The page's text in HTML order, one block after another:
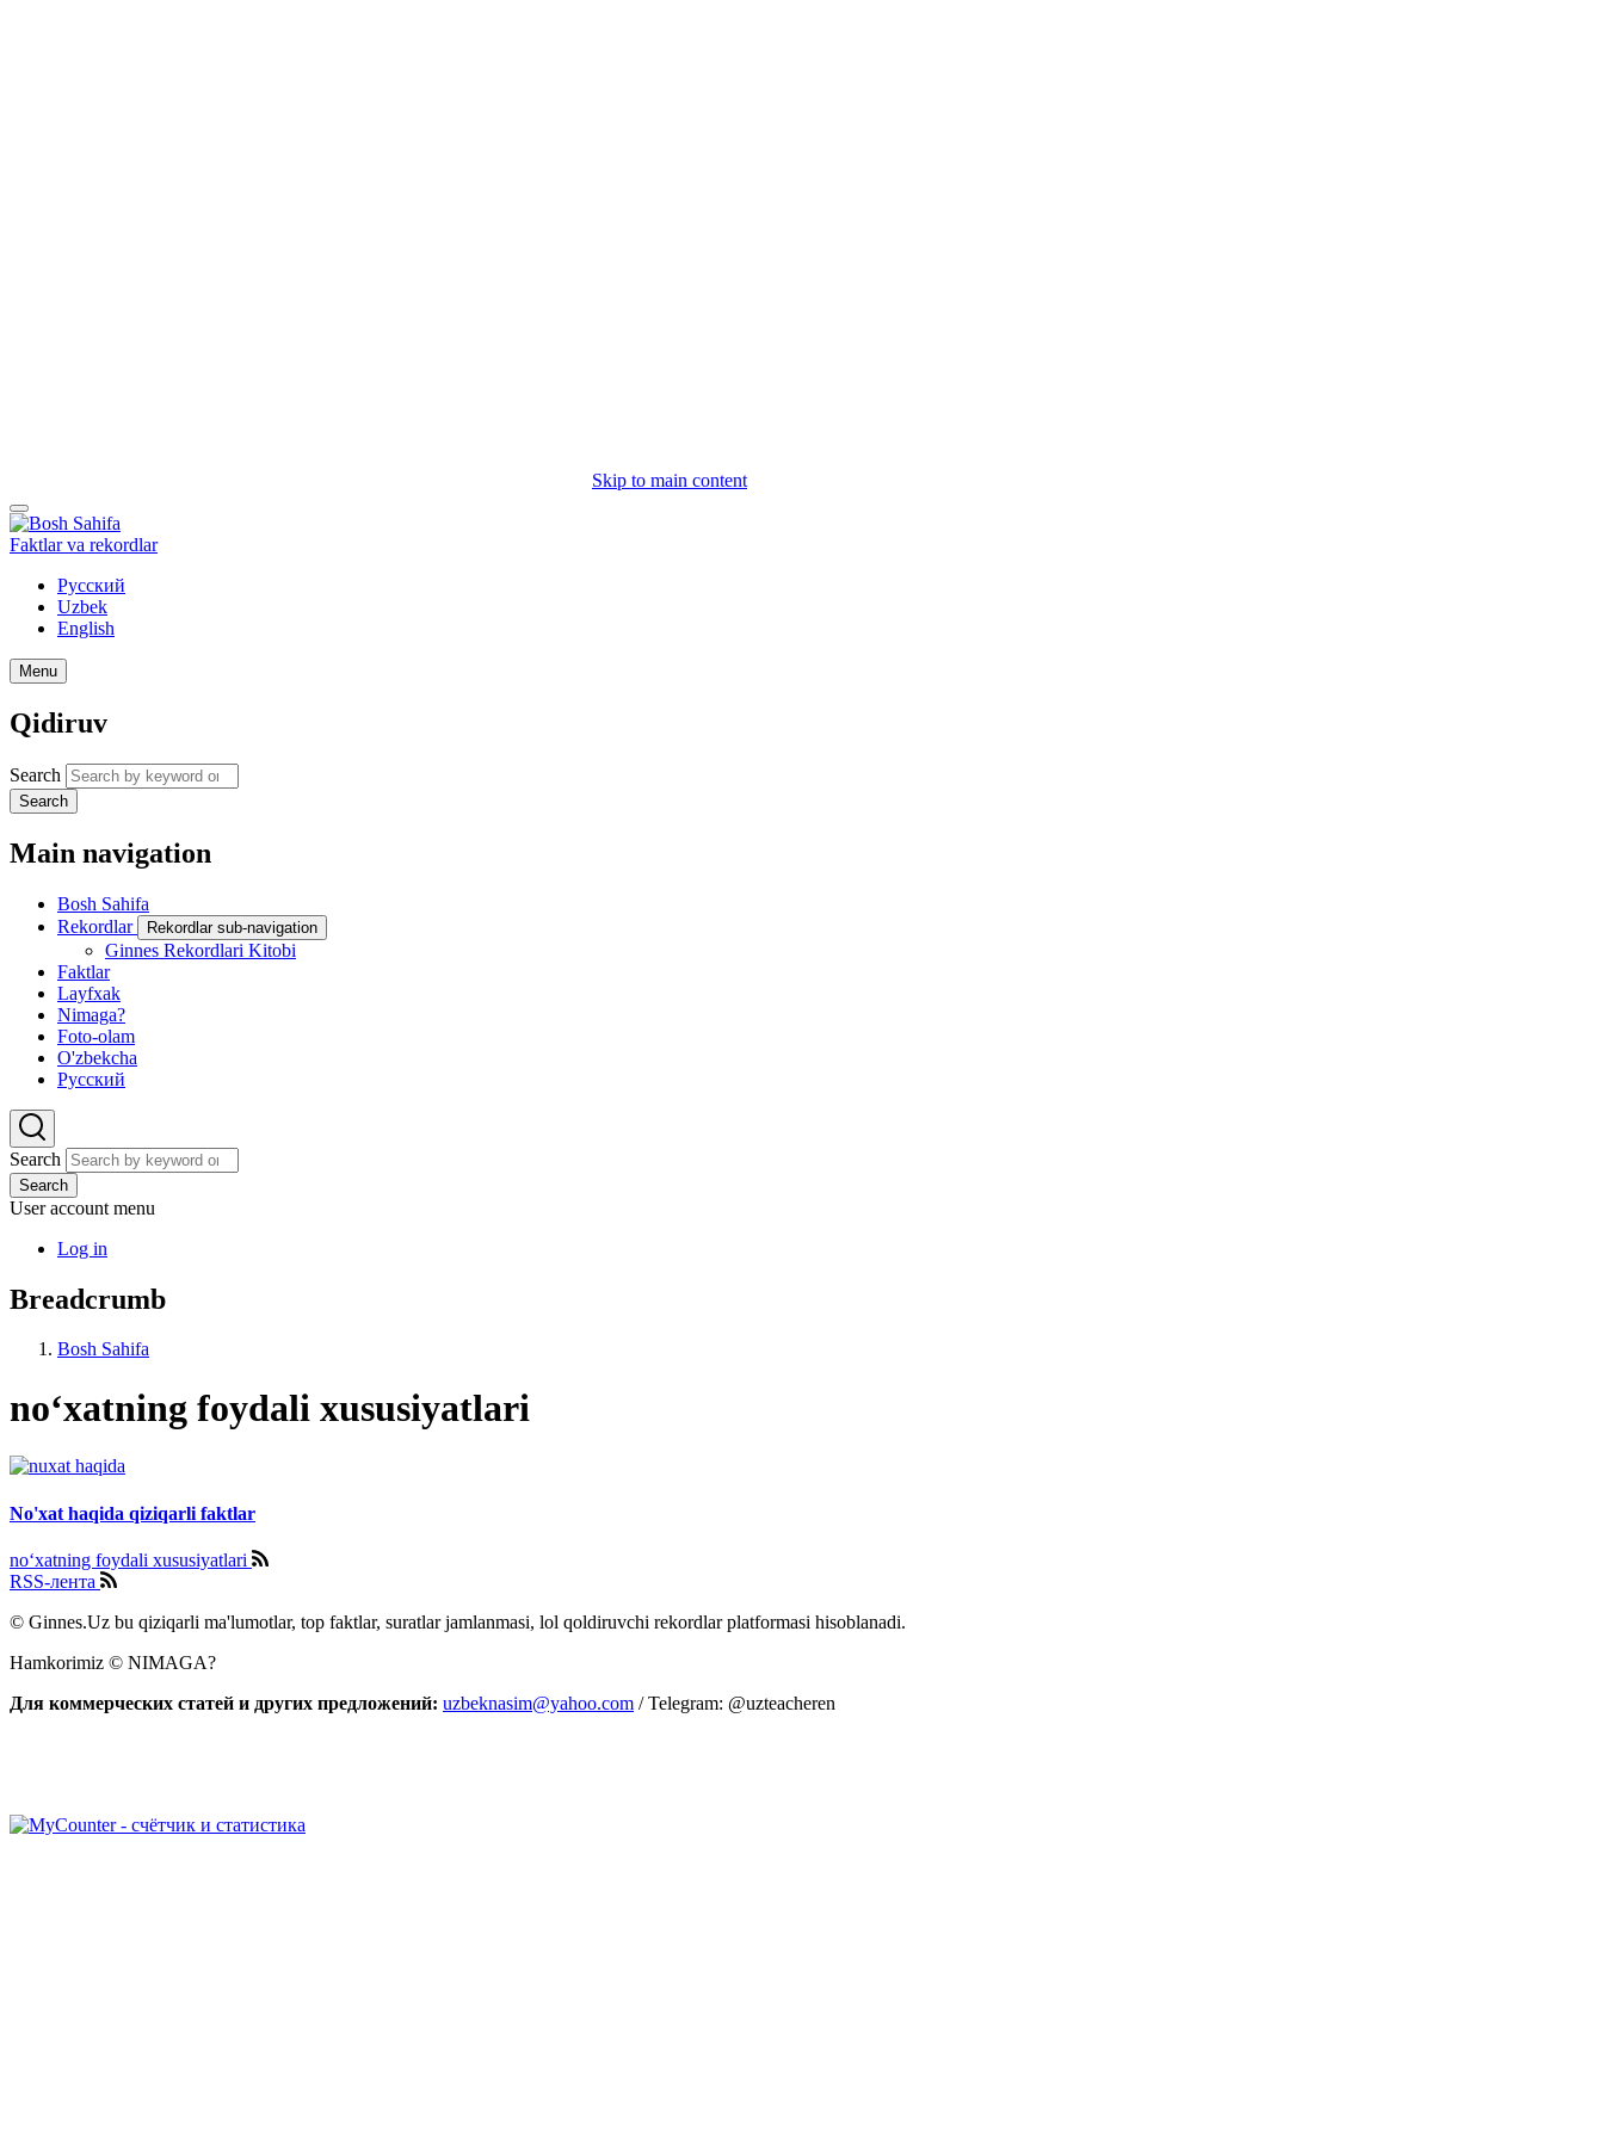
Skip to main content
Faktlar va rekordlar
Русский
Uzbek
English
Menu
Qidiruv
Search
Search
Main navigation
Bosh Sahifa
Rekordlar
Rekordlar sub-navigation
Ginnes Rekordlari Kitobi
Faktlar
Layfxak
Nimaga?
Foto-olam
O'zbekcha
Русский
Search
Search
User account menu
Log in
Breadcrumb
Bosh Sahifa
no‘xatning foydali xususiyatlari
No'xat haqida qiziqarli faktlar
no‘xatning foydali xususiyatlari
RSS-лента
© Ginnes.Uz bu qiziqarli ma'lumotlar, top faktlar, suratlar jamlanmasi, lol qoldiruvchi rekordlar platformasi hisoblanadi.
Hamkorimiz © NIMAGA?
Для коммерческих статей и других предложений: uzbeknasim@yahoo.com / Telegram: @uzteacheren